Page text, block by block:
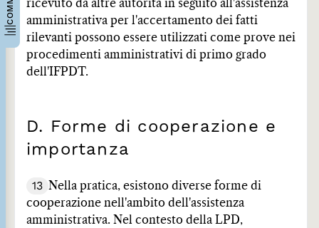
ricevuto da altre autorità in seguito all'assistenza
amministrativa per l'accertamento dei fatti
rilevanti possono essere utilizzati come prove nei
procedimenti amministrativi di primo grado
dell'IFPDT.
D. Forme di cooperazione e
importanza
13 Nella pratica, esistono diverse forme di
cooperazione nell'ambito dell'assistenza
amministrativa. Nel contesto della LPD,